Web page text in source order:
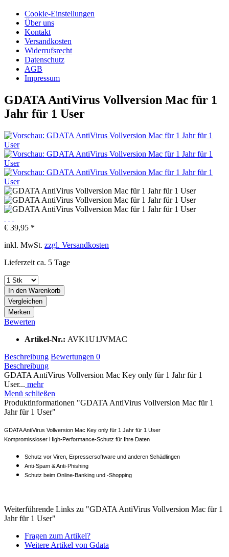
Cookie-Einstellungen
Über uns
Kontakt
Versandkosten
Widerrufsrecht
Datenschutz
AGB
Impressum
GDATA AntiVirus Vollversion Mac für 1
Jahr für 1 User
€ 39,95 *
inkl. MwSt. zzgl. Versandkosten
Lieferzeit ca. 5 Tage
In den Warenkorb
Vergleichen
Merken
Bewerten
Artikel-Nr.: AVK1U1JVMAC
Beschreibung Bewertungen 0
Beschreibung
GDATA AntiVirus Vollversion Mac Key only für 1 Jahr für 1
User... mehr
Menü schließen
Produktinformationen "GDATA AntiVirus Vollversion Mac für 1
Jahr für 1 User"
GDATA AntiVirus Vollversion Mac Key only für 1 Jahr für 1 User
Kompromissloser High-Performance-Schutz für Ihre Daten
Schutz vor Viren, Erpressersoftware und anderen Schädlingen
Anti-Spam & Anti-Phishing
Schutz beim Online-Banking und -Shopping
Weiterführende Links zu "GDATA AntiVirus Vollversion Mac für 1
Jahr für 1 User"
Fragen zum Artikel?
Weitere Artikel von Gdata